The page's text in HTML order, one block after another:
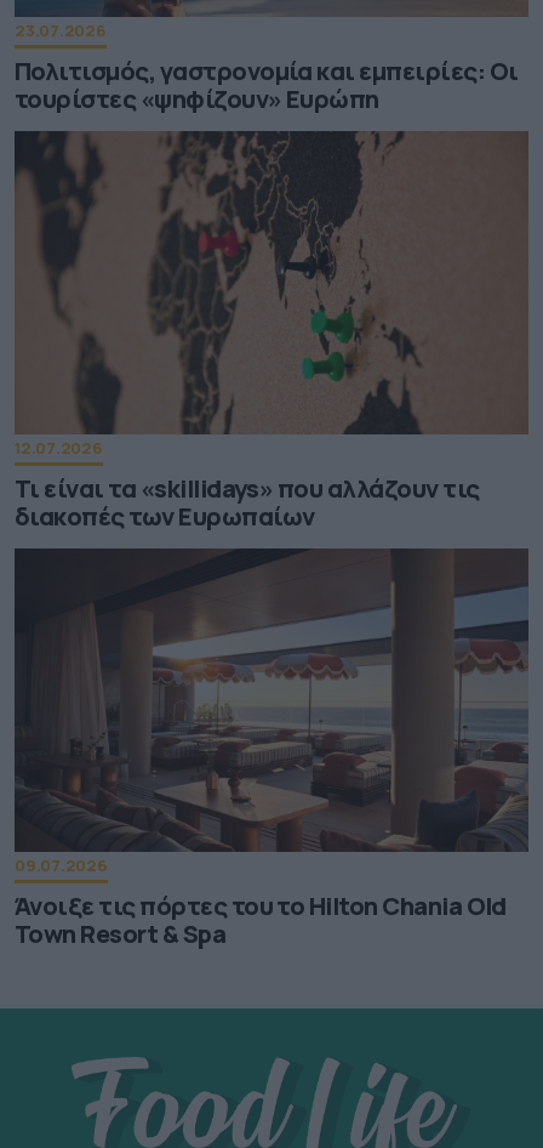
23.07.2026
Πολιτισμός, γαστρονομία και εμπειρίες: Οι
τουρίστες «ψηφίζουν» Ευρώπη
12.07.2026
Τι είναι τα «skillidays» που αλλάζουν τις
διακοπές των Ευρωπαίων
09.07.2026
Άνοιξε τις πόρτες του το Hilton Chania Old
Town Resort & Spa